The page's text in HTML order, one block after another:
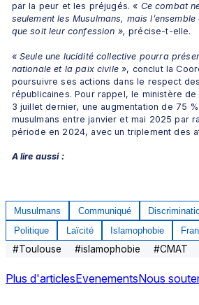
par la peur et les préjugés. « Ce combat
seulement les Musulmans, mais
que soit leur confession », précise-t-elle.
« Seule une lucidité collective pourra
nationale et la paix civile », conclut la
poursuivre ses actions dans le respect
républicaines. Pour rappel, le ministère de
3 juillet dernier, une augmentation de 75
musulmans entre janvier et mai 2025 par
période en 2024, avec un triplement des
A lire aussi :
Musulmans Communiqué
Politique
Laïcité Islamophobie
#Toulouse #islamophobie #CMAT
Plus d'articlesEvenementsNous